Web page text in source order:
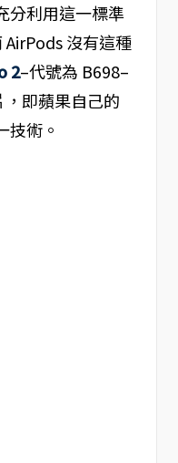
分利用這一標準
沒有這種
2–代號為 B698–
即蘋果自己的
技術。